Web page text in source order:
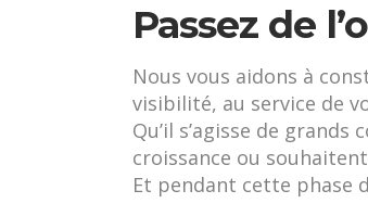
Passez de
Nous vous aidons à
visibilité, au service de
Qu’il s’agisse de
croissance ou
Et pendant cette phase